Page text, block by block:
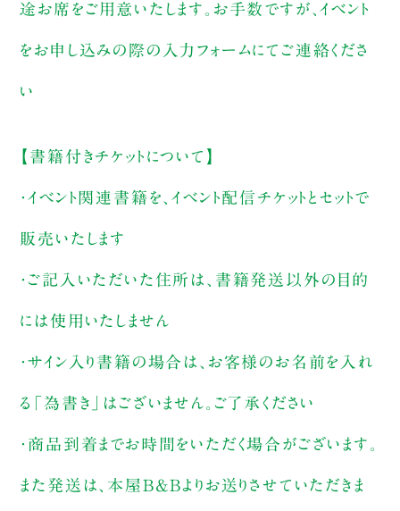
途お席をご用意いたします。お手数ですが、イベント
をお申し込みの際の入力フォームにてご連絡くださ
い
【書籍付きチケットについて】
・イベント関連書籍を、イベント配信チケットとセットで
販売いたします
・ご記入いただいた住所は、書籍発送以外の目的
には使用いたしません
・サイン入り書籍の場合は、お客様のお名前を入れ
る「為書き」はございません。ご了承ください
・商品到着までお時間をいただく場合がございます。
また発送は、本屋B&Bよりお送りさせていただきま